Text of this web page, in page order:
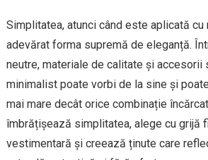
Simplitatea, atunci când este aplicată cu
adevărat forma supremă de eleganță.
neutre, materiale de calitate și accesorii
minimalist poate vorbi de la sine și
mai mare decât orice combinație
îmbrățișează simplitatea, alege cu grijă
vestimentară și creează ținute care